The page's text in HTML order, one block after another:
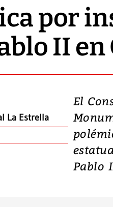
por
II en
La Estrella
El
Pablo